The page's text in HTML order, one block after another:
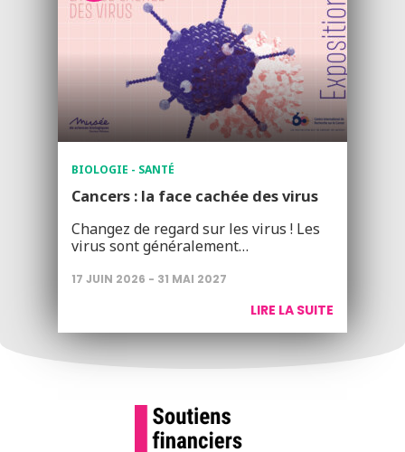
BIOLOGIE - SANTÉ
Cancers : la face cachée des virus
Changez de regard sur les virus ! Les
virus sont généralement…
17 JUIN 2026 - 31 MAI 2027
LIRE LA SUITE